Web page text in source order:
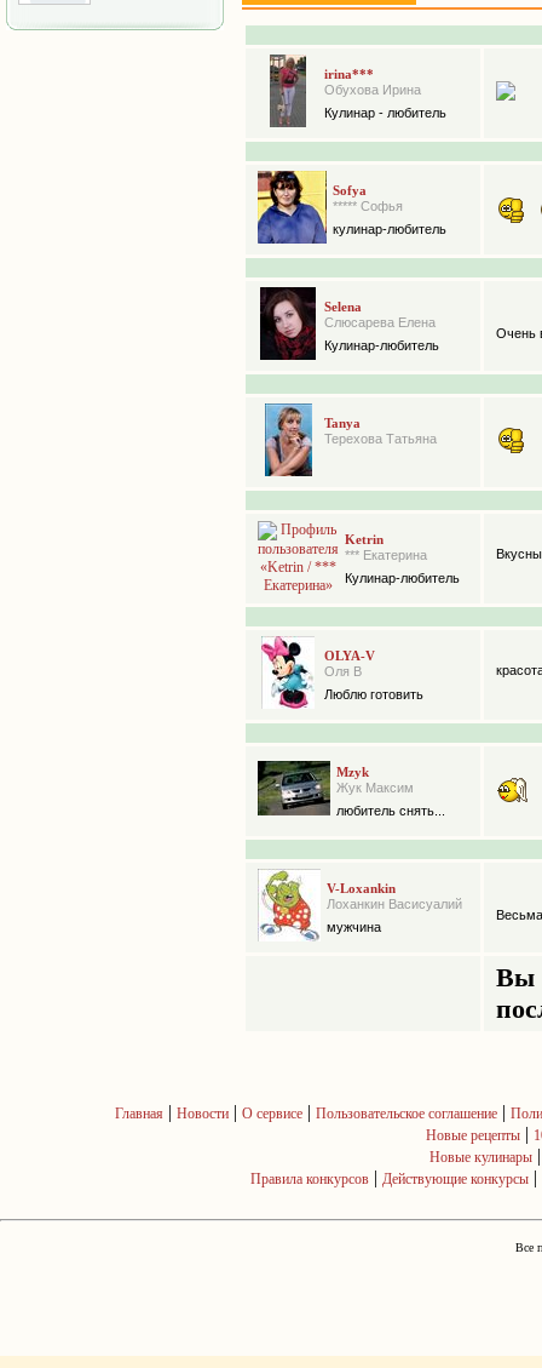
irina***
Обухова Ирина
Кулинар - любитель
Sofya
***** Софья
кулинар-любитель
Selena
Слюсарева Елена
Кулинар-любитель
Очень
Tanya
Терехова Татьяна
Ketrin
*** Екатерина
Кулинар-любитель
OLYA-V
Оля В
Люблю готовить
Mzyk
Жук Максим
любитель снять...
V-Loxankin
Лоханкин Васисуалий
мужчина
Вы
Главная | Новости| О сервисе| Пользовательское соглашение|
Новые рецепты |
Новые кулинары
Правила конкурсов | Действующие конкурсы |
Все